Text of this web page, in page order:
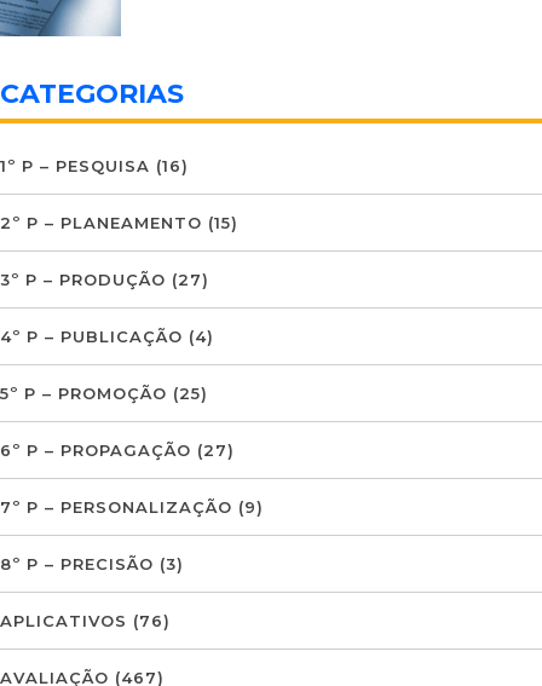
CATEGORIAS
1º P – PESQUISA (16)
2º P – PLANEAMENTO (15)
3º P – PRODUÇÃO (27)
4º P – PUBLICAÇÃO (4)
5º P – PROMOÇÃO (25)
6º P – PROPAGAÇÃO (27)
7º P – PERSONALIZAÇÃO (9)
8º P – PRECISÃO (3)
APLICATIVOS (76)
AVALIAÇÃO (467)